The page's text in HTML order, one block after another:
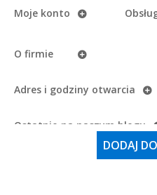
DODAJ
Moje konto
O firmie
Adres i godziny otwarcia
Ostatnio na naszym blogu